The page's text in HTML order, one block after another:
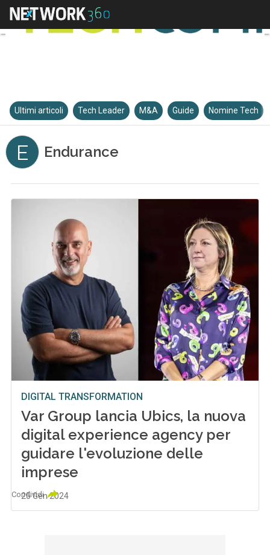
Ultimi articoli Tech Leader M&A Guide Nomine Tech
E Endurance
DIGITAL TRANSFORMATION
Var Group lancia Ubics, la nuova
digital experience agency per
guidare l'evoluzione delle
imprese
25 Gen 2024
Condividi